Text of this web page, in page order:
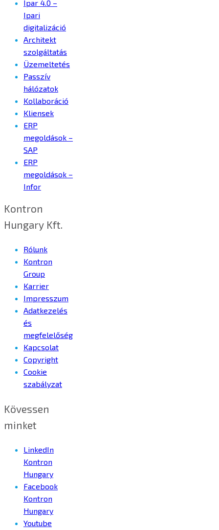
Ipar 4.0 –
Ipari
digitalizáció
Architekt
szolgáltatás
Üzemeltetés
Passzív
hálózatok
Kollaboráció
Kliensek
ERP
megoldások –
SAP
ERP
megoldások –
Infor
Kontron
Hungary Kft.
Rólunk
Kontron
Group
Karrier
Impresszum
Adatkezelés
és
megfelelőség
Kapcsolat
Copyright
Cookie
szabályzat
Kövessen
minket
LinkedIn
Kontron
Hungary
Facebook
Kontron
Hungary
Youtube